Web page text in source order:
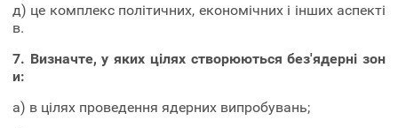
д) це комплекс політичних, економічних і інших аспекті
в.
7. Визначте, у яких цілях створюються без'ядерні зон
и:
а) в цілях проведення ядерних випробувань;